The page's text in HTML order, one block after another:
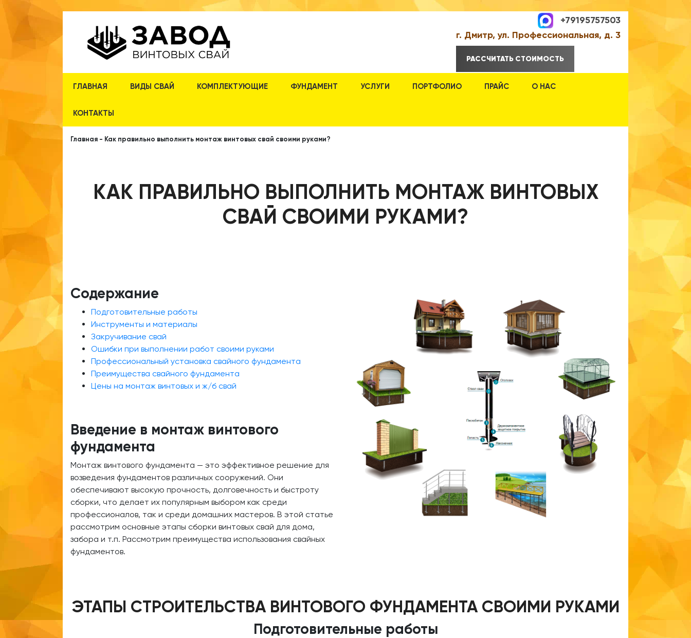
+79195757503
г. Дмитр, ул. Профессиональная, д. 3
РАССЧИТАТЬ СТОИМОСТЬ
ГЛАВНАЯ ВИДЫ СВАЙ КОМПЛЕКТУЮЩИЕ ФУНДАМЕНТ УСЛУГИ ПОРТФОЛИО ПРАЙС О НАС
КОНТАКТЫ
Главная - Как правильно выполнить монтаж винтовых свай своими руками?
КАК ПРАВИЛЬНО ВЫПОЛНИТЬ МОНТАЖ ВИНТОВЫХ
СВАЙ СВОИМИ РУКАМИ?
Содержание
Подготовительные работы
Инструменты и материалы
Закручивание свай
Ошибки при выполнении работ своими руками
Профессиональный установка свайного фундамента
Преимущества свайного фундамента
Цены на монтаж винтовых и ж/б свай
Введение в монтаж винтового
фундамента
Монтаж винтового фундамента — это эффективное решение для
возведения фундаментов различных сооружений. Они
обеспечивают высокую прочность, долговечность и быстроту
сборки, что делает их популярным выбором как среди
профессионалов, так и среди домашних мастеров. В этой статье
рассмотрим основные этапы сборки винтовых свай для дома,
забора и т.п. Рассмотрим преимущества использования свайных
фундаментов.
ЭТАПЫ СТРОИТЕЛЬСТВА ВИНТОВОГО ФУНДАМЕНТА СВОИМИ РУКАМИ
Подготовительные работы